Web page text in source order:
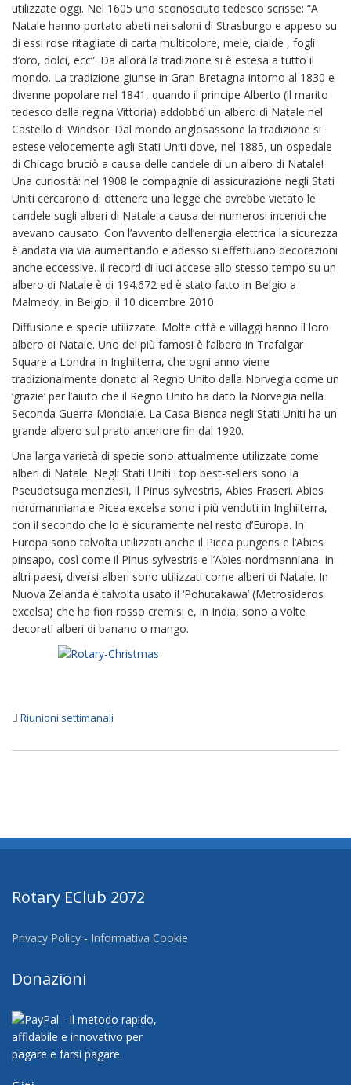
utilizzate oggi. Nel 1605 uno sconosciuto tedesco scrisse: “A
Natale hanno portato abeti nei saloni di Strasburgo e appeso su
di essi rose ritagliate di carta multicolore, mele, cialde , fogli
d’oro, dolci, ecc”. Da allora la tradizione si è estesa a tutto il
mondo. La tradizione giunse in Gran Bretagna intorno al 1830 e
divenne popolare nel 1841, quando il principe Alberto (il marito
tedesco della regina Vittoria) addobbò un albero di Natale nel
Castello di Windsor. Dal mondo anglosassone la tradizione si
estese velocemente agli Stati Uniti dove, nel 1885, un ospedale
di Chicago bruciò a causa delle candele di un albero di Natale!
Una curiosità: nel 1908 le compagnie di assicurazione negli Stati
Uniti cercarono di ottenere una legge che avrebbe vietato le
candele sugli alberi di Natale a causa dei numerosi incendi che
avevano causato. Con l’avvento dell’energia elettrica la sicurezza
è andata via via aumentando e adesso si effettuano decorazioni
anche eccessive. Il record di luci accese allo stesso tempo su un
albero di Natale è di 194.672 ed è stato fatto in Belgio a
Malmedy, in Belgio, il 10 dicembre 2010.
Diffusione e specie utilizzate. Molte città e villaggi hanno il loro
albero di Natale. Uno dei più famosi è l’albero in Trafalgar
Square a Londra in Inghilterra, che ogni anno viene
tradizionalmente donato al Regno Unito dalla Norvegia come un
‘grazie’ per l’aiuto che il Regno Unito ha dato la Norvegia nella
Seconda Guerra Mondiale. La Casa Bianca negli Stati Uniti ha un
grande albero sul prato anteriore fin dal 1920.
Una larga varietà di specie sono attualmente utilizzate come
alberi di Natale. Negli Stati Uniti i top best-sellers sono la
Pseudotsuga menziesii, il Pinus sylvestris, Abies Fraseri. Abies
nordmanniana e Picea excelsa sono i più venduti in Inghilterra,
con il secondo che lo è sicuramente nel resto d’Europa. In
Europa sono talvolta utilizzati anche il Picea pungens e l’Abies
pinsapo, così come il Pinus sylvestris e l’Abies nordmanniana. In
altri paesi, diversi alberi sono utilizzati come alberi di Natale. In
Nuova Zelanda è talvolta usato il ‘Pohutakawa’ (Metrosideros
excelsa) che ha fiori rosso cremisi e, in India, sono a volte
decorati alberi di banano o mango.
Riunioni settimanali
Rotary EClub 2072
Privacy Policy - Informativa Cookie
Donazioni